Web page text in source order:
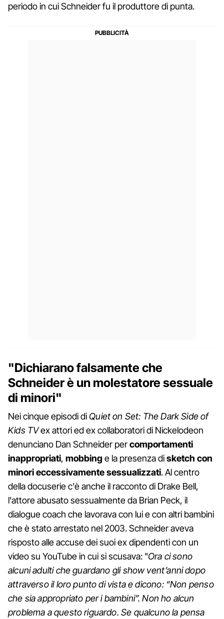
periodo in cui Schneider fu il produttore di punta.
"Dichiarano falsamente che
Schneider è un molestatore sessuale
di minori"
Nei cinque episodi diQuiet on Set: The Dark Side of
Kids TVex attori ed ex collaboratori di Nickelodeon
denunciano Dan Schneider percomportamenti
inappropriati, mobbing e la presenza disketch con
minori eccessivamente sessualizzati. Al centro
della docuserie c'è anche il racconto di Drake Bell,
l'attore abusato sessualmente da Brian Peck, il
dialogue coach che lavorava con lui e con altri bambini
che è stato arrestato nel 2003. Schneider aveva
risposto alle accuse dei suoi ex dipendenti con un
video su YouTube in cui si scusava: "Ora ci sono
alcuni adulti che guardano gli show vent’anni dopo
attraverso il loro punto di vista e dicono: “Non penso
che sia appropriato per i bambini”. Non ho alcun
problema a questo riguardo. Se qualcuno la pensa